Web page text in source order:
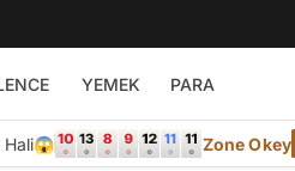
YEMEK PARA
Hali😱 Zone Okey